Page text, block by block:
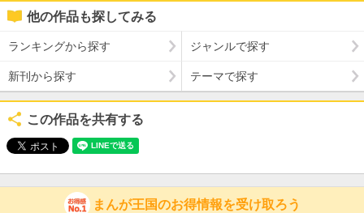
他の作品も探してみる
ランキングから探す ジャンルで探す
新刊から探す テーマで探す
この作品を共有する
まんが王国のお得情報を受け取ろう